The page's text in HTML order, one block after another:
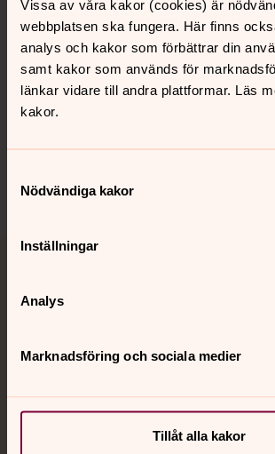
Vissa av våra kakor (cookies) är
webbplatsen ska fungera. Här finns
analys och kakor som förbättrar din
samt kakor som används för
länkar vidare till andra plattformar. Läs
kakor.
Nödvändiga kakor
Inställningar
Analys
Marknadsföring och sociala medier
Tillåt alla kakor
Kalender
Hitta snabbt
Akut samtals- och krisstöd. Prata eller
Digitalt brev